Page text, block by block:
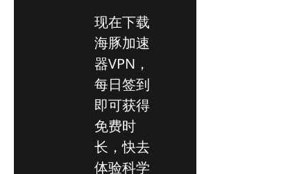
现在下载
海豚加速
器VPN，
每日签到
即可获得
免费时
长，快去
体验科学